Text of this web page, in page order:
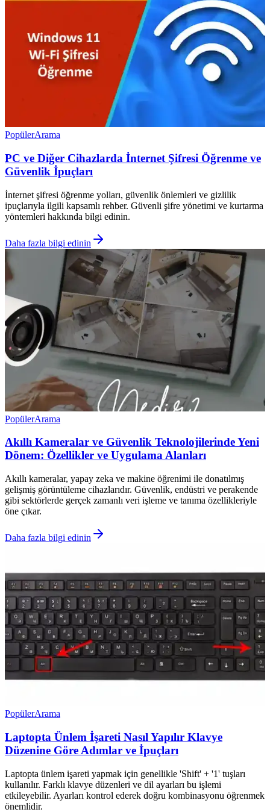
PopülerArama
PC ve Diğer Cihazlarda İnternet Şifresi Öğrenme ve
Güvenlik İpuçları
İnternet şifresi öğrenme yolları, güvenlik önlemleri ve gizlilik
ipuçlarıyla ilgili kapsamlı rehber. Güvenli şifre yönetimi ve kurtarma
yöntemleri hakkında bilgi edinin.
Daha fazla bilgi edinin
PopülerArama
Akıllı Kameralar ve Güvenlik Teknolojilerinde Yeni
Dönem: Özellikler ve Uygulama Alanları
Akıllı kameralar, yapay zeka ve makine öğrenimi ile donatılmış
gelişmiş görüntüleme cihazlarıdır. Güvenlik, endüstri ve perakende
gibi sektörlerde gerçek zamanlı veri işleme ve tanıma özellikleriyle
öne çıkar.
Daha fazla bilgi edinin
PopülerArama
Laptopta Ünlem İşareti Nasıl Yapılır Klavye
Düzenine Göre Adımlar ve İpuçları
Laptopta ünlem işareti yapmak için genellikle 'Shift' + '1' tuşları
kullanılır. Farklı klavye düzenleri ve dil ayarları bu işlemi
etkileyebilir. Ayarları kontrol ederek doğru kombinasyonu öğrenmek
önemlidir.